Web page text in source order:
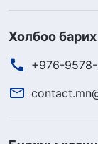
Холбоо барих
+976-